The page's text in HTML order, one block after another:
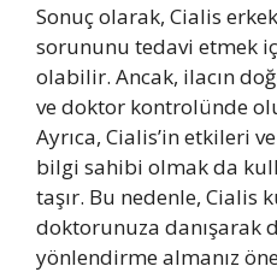
Sonuç olarak, Cialis
sorununu tedavi etmek
olabilir. Ancak, ilacın
ve doktor kontrolünde
Ayrıca, Cialis’in etkileri
bilgi sahibi olmak da
taşır. Bu nedenle, Cialis
doktorunuza danışarak
yönlendirme almanız